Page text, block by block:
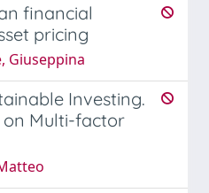
financial
pricing
Giuseppina
Investing.
on Multi-factor